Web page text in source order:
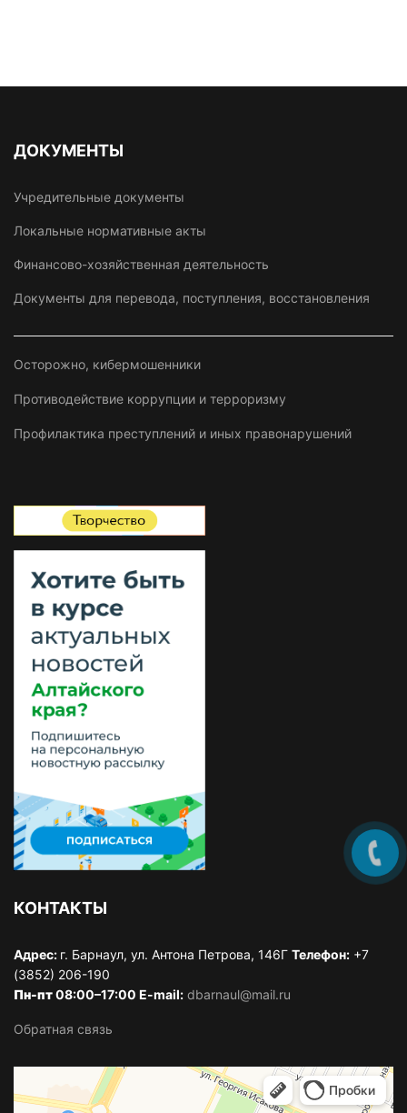
ДОКУМЕНТЫ
Учредительные документы
Локальные нормативные акты
Финансово-хозяйственная деятельность
Документы для перевода, поступления, восстановления
Осторожно, кибермошенники
Противодействие коррупции и терроризму
Профилактика преступлений и иных правонарушений
КОНТАКТЫ
Адрес: г. Барнаул, ул. Антона Петрова, 146Г Телефон: +7
(3852) 206-190
Пн-пт08:00–17:00 E-mail: dbarnaul@mail.ru
Обратная связь